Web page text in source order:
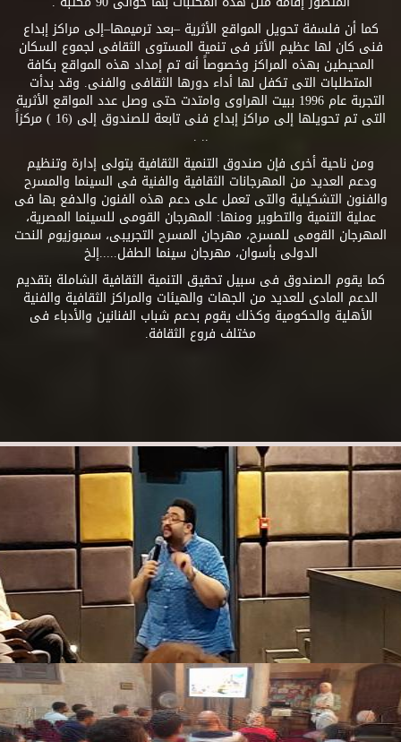
كما أن فلسفة تحويل المواقع الأثرية –بعد ترميمها–إلى مراكز إبداع
فنى كان لها عظيم الأثر فى تنمية المستوى الثقافى لجموع السكان
المحيطين بهذه المراكز وخصوصاً أنه تم إمداد هذه المواقع بكافة
المتطلبات التى تكفل لها أداء دورها الثقافى والفنى. وقد بدأت
التجربة عام 1996 ببيت الهراوى وامتدت حتى وصل عدد المواقع الأثرية
التى تم تحويلها إلى مراكز إبداع فنى تابعة للصندوق إلى (16 ) مركزاً
.. .
ومن ناحية أخرى فإن صندوق التنمية الثقافية يتولى إدارة وتنظيم
ودعم العديد من المهرجانات الثقافية والفنية فى السينما والمسرح
والفنون التشكيلية والتى تعمل على دعم هذه الفنون والدفع بها فى
عملية التنمية والتطوير ومنها: المهرجان القومى للسينما المصرية،
المهرجان القومى للمسرح، مهرجان المسرح التجريبى، سمبوزيوم النحت
الدولى بأسوان، مهرجان سينما الطفل.....إلخ
كما يقوم الصندوق فى سبيل تحقيق التنمية الثقافية الشاملة بتقديم
الدعم المادى للعديد من الجهات والهيئات والمراكز الثقافية والفنية
الأهلية والحكومية وكذلك يقوم بدعم شباب الفنانين والأدباء فى
مختلف فروع الثقافة.